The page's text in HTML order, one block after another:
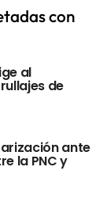
con
al
de
ante
la PNC y